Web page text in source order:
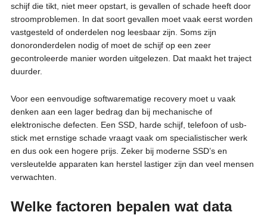
schijf die tikt, niet meer opstart, is gevallen of schade heeft door
stroomproblemen. In dat soort gevallen moet vaak eerst worden
vastgesteld of onderdelen nog leesbaar zijn. Soms zijn
donoronderdelen nodig of moet de schijf op een zeer
gecontroleerde manier worden uitgelezen. Dat maakt het traject
duurder.
Voor een eenvoudige softwarematige recovery moet u vaak
denken aan een lager bedrag dan bij mechanische of
elektronische defecten. Een SSD, harde schijf, telefoon of usb-
stick met ernstige schade vraagt vaak om specialistischer werk
en dus ook een hogere prijs. Zeker bij moderne SSD’s en
versleutelde apparaten kan herstel lastiger zijn dan veel mensen
verwachten.
Welke factoren bepalen wat data